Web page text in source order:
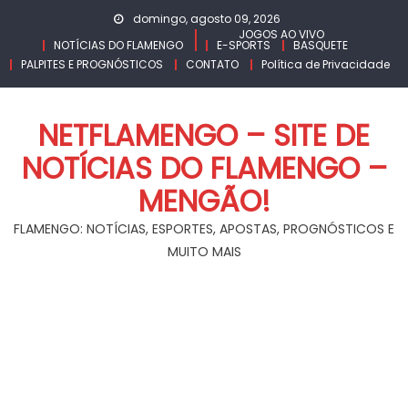
content
domingo, agosto 09, 2026
NOTÍCIAS DO FLAMENGO
JOGOS AO VIVO
E-SPORTS
BASQUETE
PALPITES E PROGNÓSTICOS
CONTATO Política de Privacidade
NETFLAMENGO – SITE DE
NOTÍCIAS DO FLAMENGO –
MENGÃO!
FLAMENGO: NOTÍCIAS, ESPORTES, APOSTAS, PROGNÓSTICOS E
MUITO MAIS